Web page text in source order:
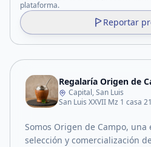
plataforma.
Reportar
Regalaría Origen de
Capital, San Luis
San Luis XXVII Mz 1 casa 21
Somos Origen de Campo,
selección y comercialización